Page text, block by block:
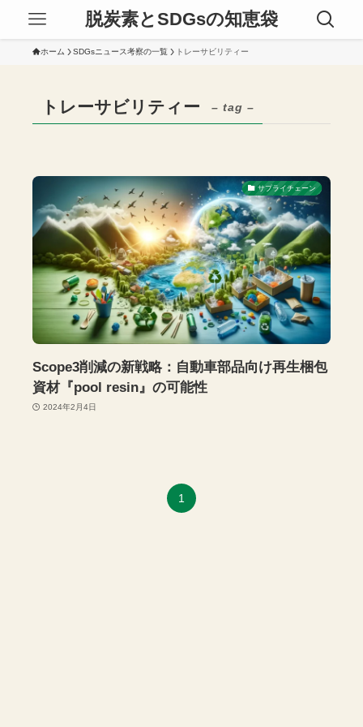
脱炭素とSDGsの知恵袋
ホーム SDGsニュース考察の一覧 トレーサビリティー
トレーサビリティー – tag –
サプライチェーン
Scope3削減の新戦略：自動車部品向け再生梱包
資材『pool resin』の可能性
2024年2月4日
1